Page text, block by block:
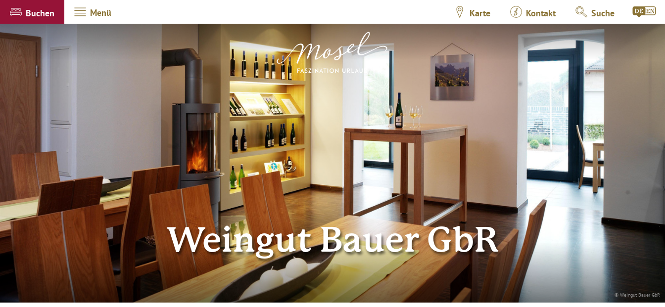
Buchen Menü Karte Kontakt Suche
© Weingut Bauer GbR
Weingut Bauer GbR